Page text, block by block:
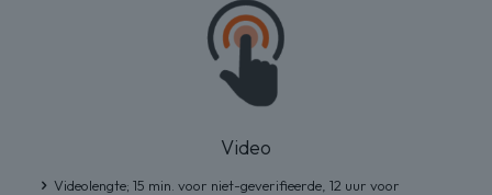
Video
Videolengte; 15 min. voor niet-geverifieerde, 12 uur voor